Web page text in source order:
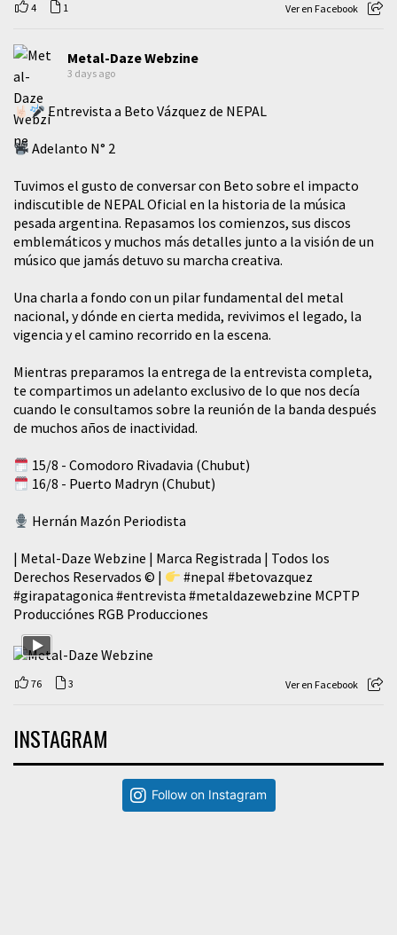
4 1 Ver en Facebook
Metal-Daze Webzine
3 days ago
Entrevista a Beto Vázquez de NEPAL
Adelanto N° 2
Tuvimos el gusto de conversar con Beto sobre el impacto
indiscutible de NEPAL Oficial en la historia de la música
pesada argentina. Repasamos los comienzos, sus discos
emblemáticos y muchos más detalles junto a la visión de un
músico que jamás detuvo su marcha creativa.
​Una charla a fondo con un pilar fundamental del metal
nacional, y dónde en cierta medida, revivimos el legado, la
vigencia y el camino recorrido en la escena.
Mientras preparamos la entrega de la entrevista completa,
te compartimos un adelanto exclusivo de lo que nos decía
cuando le consultamos sobre la reunión de la banda después
de muchos años de inactividad.
15/8 - Comodoro Rivadavia (Chubut)
16/8 - Puerto Madryn (Chubut)
Hernán Mazón Periodista
| Metal-Daze Webzine | Marca Registrada | Todos los
Derechos Reservados © |
#nepal #betovazquez
#girapatagonica #entrevista #metaldazewebzine MCPTP
Producciónes RGB Producciones
76 3 Ver en Facebook
INSTAGRAM
Follow on Instagram